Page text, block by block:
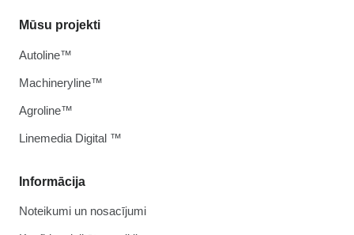
Informācija
Noteikumi un nosacījumi
Mūsu projekti
Autoline™
Machineryline™
Agroline™
Linemedia Digital ™